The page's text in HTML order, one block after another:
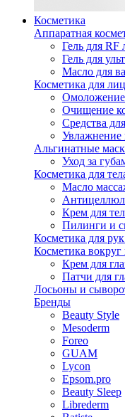
Косметика
Аппаратная
Гель для RF
Гель для
Масло для
Косметика для
Очищение
Средства
Увлажнение
Альгинатные
Уход за
Косметика для
Масло
Крем для
Пилинги и
Косметика для
Косметика вокруг
Крем для
Патчи для
Лосьоны и
Бренды
Beauty Style
Mesoderm
Foreo
GUAM
Lycon
Epsom.pro
Beauty Sleep
Librederm